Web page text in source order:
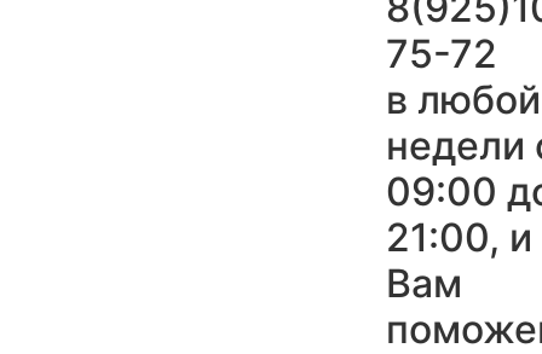
75-72
в
недели
09:00
21:00,
Вам